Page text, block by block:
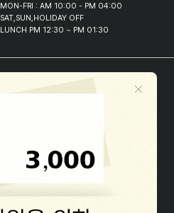
MON-FRI : AM 10:00 - PM 04:00
SAT,SUN,HOLIDAY OFF
LUNCH PM 12:30 ~ PM 01:30
1384 호[사업자정보확인]